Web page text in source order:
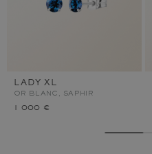
LADY XL
OR BLANC, SAPHIR
1 000 €